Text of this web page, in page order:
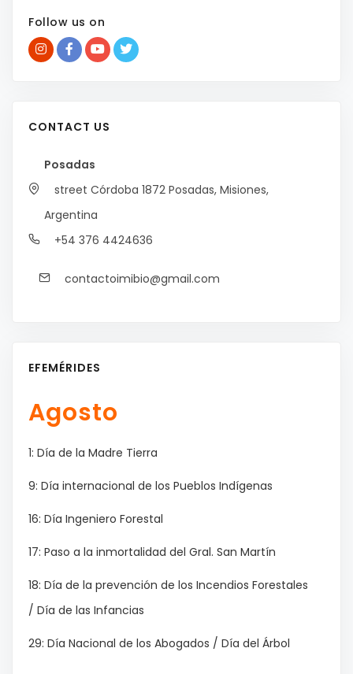
Follow us on
CONTACT US
Posadas
street Córdoba 1872 Posadas, Misiones,
Argentina
+54 376 4424636
contactoimibio@gmail.com
EFEMÉRIDES
Agosto
1: Día de la Madre Tierra
9: Día internacional de los Pueblos Indígenas
16: Día Ingeniero Forestal
17: Paso a la inmortalidad del Gral. San Martín
18: Día de la prevención de los Incendios Forestales
/ Día de las Infancias
29: Día Nacional de los Abogados / Día del Árbol